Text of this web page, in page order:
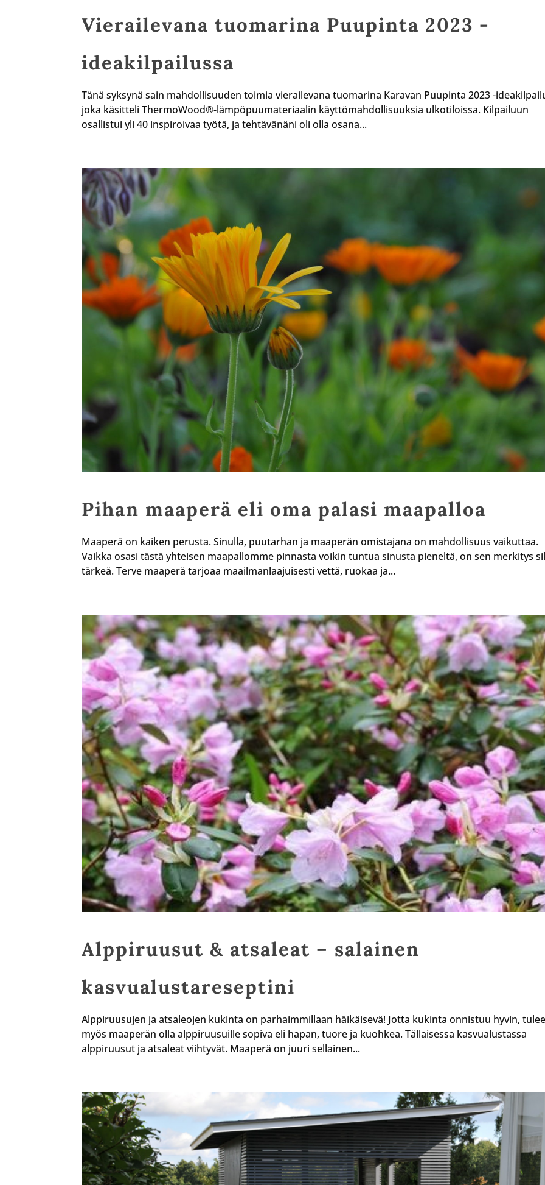
Vierailevana tuomarina Puupinta 2023 -
ideakilpailussa
Tänä syksynä sain mahdollisuuden toimia vierailevana tuomarina Karavan Puupinta 2023 -
joka käsitteli ThermoWood®-lämpöpuumateriaalin käyttömahdollisuuksia ulkotiloissa. Kilpailuun
osallistui yli 40 inspiroivaa työtä, ja tehtävänäni oli olla osana...
Pihan maaperä eli oma palasi maapalloa
Maaperä on kaiken perusta. Sinulla, puutarhan ja maaperän omistajana on mahdollisuus vaikuttaa.
Vaikka osasi tästä yhteisen maapallomme pinnasta voikin tuntua sinusta pieneltä, on sen merkitys
tärkeä. Terve maaperä tarjoaa maailmanlaajuisesti vettä, ruokaa ja...
Alppiruusut & atsaleat – salainen
kasvualustareseptini
Alppiruusujen ja atsaleojen kukinta on parhaimmillaan häikäisevä! Jotta kukinta onnistuu hyvin,
myös maaperän olla alppiruusuille sopiva eli hapan, tuore ja kuohkea. Tällaisessa kasvualustassa
alppiruusut ja atsaleat viihtyvät. Maaperä on juuri sellainen...